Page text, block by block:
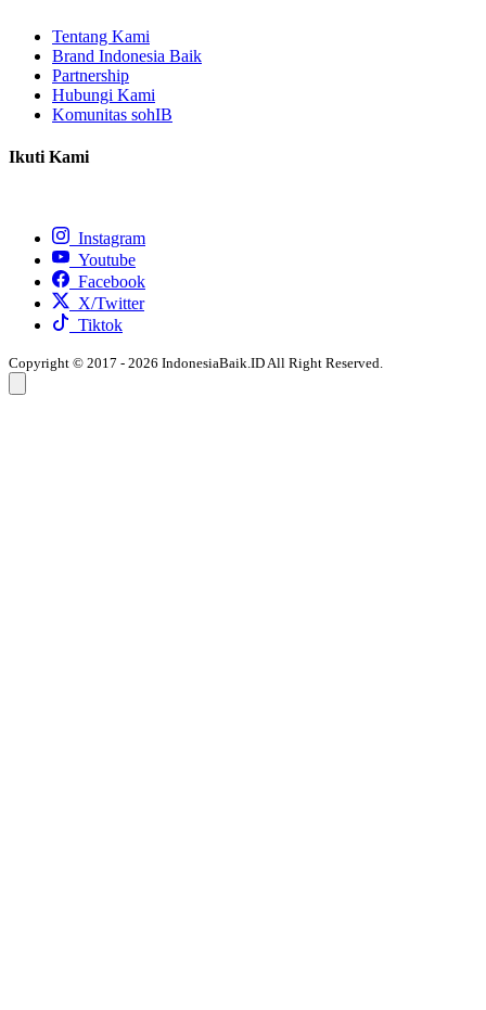
Tentang Kami
Brand Indonesia Baik
Partnership
Hubungi Kami
Komunitas sohIB
Ikuti Kami
Instagram
Youtube
Facebook
X/Twitter
Tiktok
Copyright © 2017 - 2026 IndonesiaBaik.ID All Right Reserved.